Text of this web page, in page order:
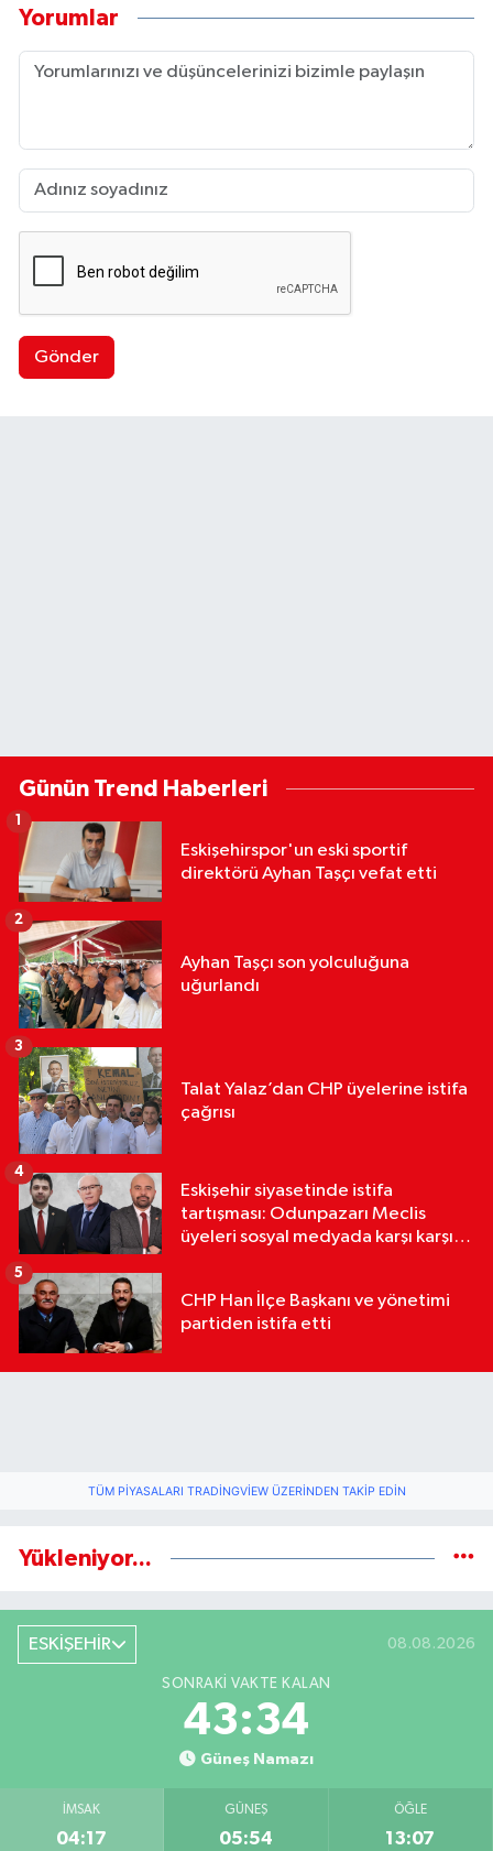
Yorumlar
Gönder
Günün Trend Haberleri
Eskişehirspor'un eski sportif
direktörü Ayhan Taşçı vefat etti
Ayhan Taşçı son yolculuğuna
uğurlandı
2
Talat Yalaz’dan CHP üyelerine istifa
çağrısı
3
Eskişehir siyasetinde istifa
tartışması: Odunpazarı Meclis
üyeleri sosyal medyada karşı karşıya
4
CHP Han İlçe Başkanı ve yönetimi
partiden istifa etti
5
TÜM PIYASALARI TRADINGVIEW ÜZERINDEN TAKIP EDIN
Yükleniyor...
ESKİŞEHİR 08.08.2026
SONRAKI VAKTE KALAN
43:34
Güneş Namazı
İMSAK
04:17
GÜNEŞ
05:54
ÖĞLE
13:07